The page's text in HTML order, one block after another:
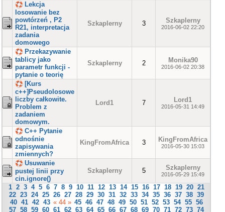
Lekcja
losowanie bez
powtórzeń , P2
R21, interpretacja
zadania
domowego
Szkaplerny 3 Szkaplerny
2016-06-02 22:20
Przekazywanie
tablicy jako
parametr funkcji -
pytanie o teorię
Szkaplerny 2 Monika90
2016-06-02 20:38
[Kurs
c++]Pseudolosowe
liczby całkowite.
Problem z
zadaniem
domowym.
Lord1 7 Lord1
2016-05-31 14:49
C++ Pytanie
odnośnie
zapisywania
zmiennych?
KingFromAfrica 3 KingFromAfrica
2016-05-30 15:03
Usuwanie
pustej linii przy
cin.ignore()
Szkaplerny 5 Szkaplerny
2016-05-29 15:49
1 2 3 4 5 6 7 8 9 10 11 12 13 14 15 16 17 18 19 20 21
22 23 24 25 26 27 28 29 30 31 32 33 34 35 36 37 38 39
40 41 42 43 « 44 » 45 46 47 48 49 50 51 52 53 54 55 56
57 58 59 60 61 62 63 64 65 66 67 68 69 70 71 72 73 74